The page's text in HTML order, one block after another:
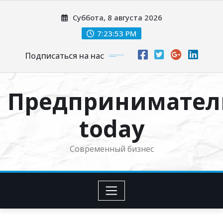
Суббота, 8 августа 2026
7:23:54 PM
Подписаться на нас
today
Современный бизнес